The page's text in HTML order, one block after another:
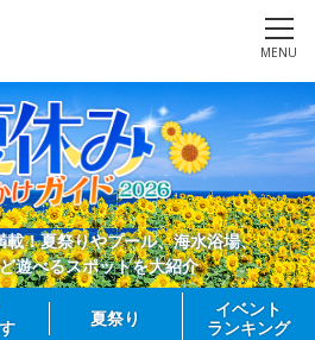
MENU
！夏祭りやプール、海水浴場、
遊べるスポットを大紹介
夏祭り
イベント
ランキング